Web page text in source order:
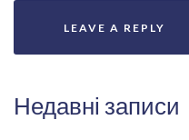
Недавні записи